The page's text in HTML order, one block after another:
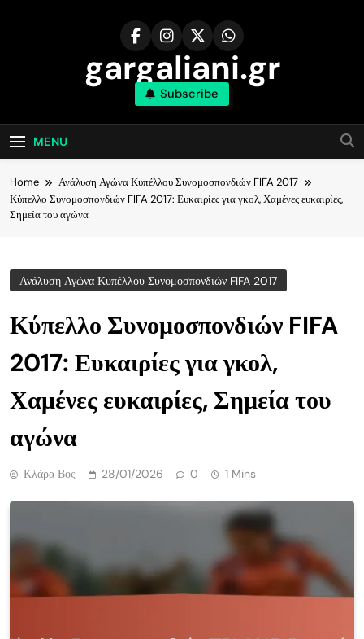
gargaliani.gr
Subscribe
MENU
Home
Ανάλυση Αγώνα Κυπέλλου Συνομοσπονδιών FIFA 2017
Κύπελλο Συνομοσπονδιών FIFA 2017: Ευκαιρίες για γκολ, Χαμένες ευκαιρίες,
Σημεία του αγώνα
Ανάλυση Αγώνα Κυπέλλου Συνομοσπονδιών FIFA 2017
Κύπελλο Συνομοσπονδιών FIFA
2017: Ευκαιρίες για γκολ,
Χαμένες ευκαιρίες, Σημεία του
αγώνα
Κλάρα Βος 28/01/2026 0 1 Mins